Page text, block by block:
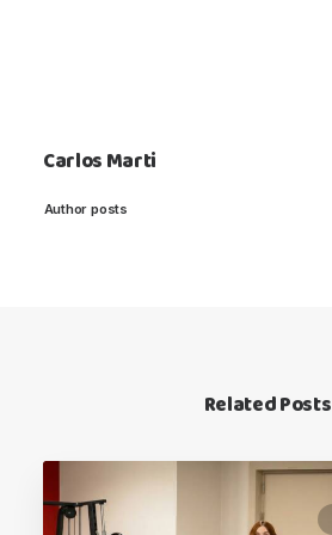
Carlos Marti
Author posts
Related Posts